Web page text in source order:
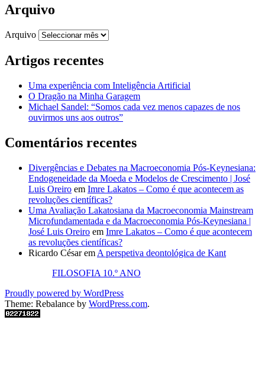
Arquivo
Arquivo
Artigos recentes
Uma experiência com Inteligência Artificial
O Dragão na Minha Garagem
Michael Sandel: “Somos cada vez menos capazes de nos
ouvirmos uns aos outros”
Comentários recentes
Divergências e Debates na Macroeconomia Pós-Keynesiana:
Endogeneidade da Moeda e Modelos de Crescimento | José
Luis Oreiro em Imre Lakatos – Como é que acontecem as
revoluções científicas?
Uma Avaliação Lakatosiana da Macroeconomia Mainstream
Microfundamentada e da Macroeconomia Pós-Keynesiana |
José Luis Oreiro em Imre Lakatos – Como é que acontecem
as revoluções científicas?
Ricardo Césarem A perspetiva deontológica de Kant
FILOSOFIA 10.º ANO
Proudly powered by WordPress
Theme: Rebalance by WordPress.com.